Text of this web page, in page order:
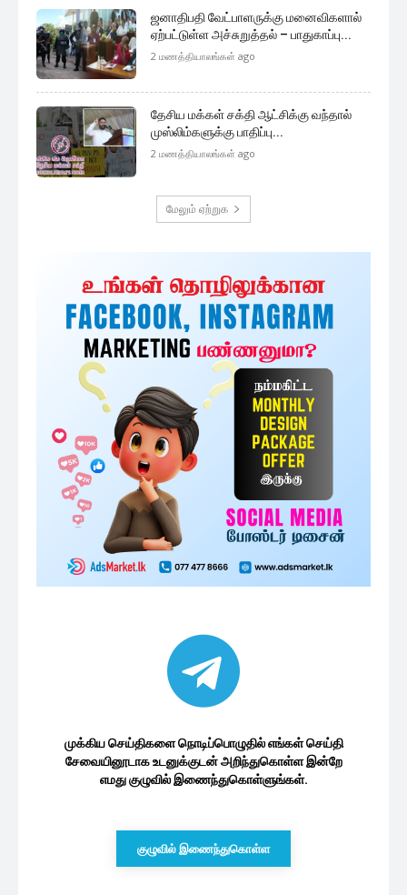
ஜனாதிபதி வேட்பாளருக்கு மனைவிகளால்
ஏற்பட்டுள்ள அச்சுறுத்தல் – பாதுகாப்பு...
2 மணத்தியாலங்கள் ago
தேசிய மக்கள் சக்தி ஆட்சிக்கு வந்தால்
முஸ்லிம்களுக்கு பாதிப்பு...
2 மணத்தியாலங்கள் ago
மேலும் ஏற்றுக
முக்கிய செய்திகளை நொடிப்பொழுதில் எங்கள் செய்தி
சேவையினூடாக உடனுக்குடன் அறிந்துகொள்ள இன்றே
எமது குழுவில் இணைந்துகொள்ளுங்கள்.
குழுவில் இணைந்துகொள்ள